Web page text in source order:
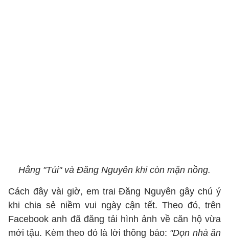
Hằng "Túi" và Đăng Nguyên khi còn mặn nồng.
Cách đây vài giờ, em trai Đăng Nguyên gây chú ý
khi chia sẻ niềm vui ngày cận tết. Theo đó, trên
Facebook anh đã đăng tải hình ảnh về căn hộ vừa
mới tậu. Kèm theo đó là lời thông báo: "Dọn nhà ăn